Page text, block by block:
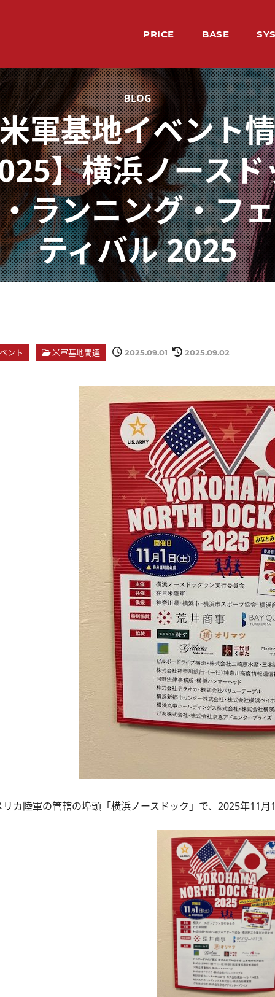
PRICE
料金 BASE
レッスン場所 シ
レッ
ホー
先生
生徒
イン
軍基地イベント
】横浜ノースド
ランニング・フ
ティバル 2025
ント 米軍基地関連 2025.09.01 2025.09.02
カ陸軍の管轄の埠頭「横浜ノースドック」で、2025年11